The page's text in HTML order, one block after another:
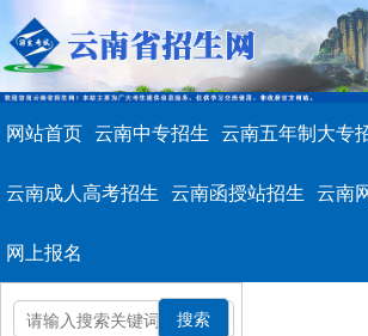
网站首页 云南中专招生 云南五年制大专
云南成人高考招生 云南函授站招生 云南
网上报名